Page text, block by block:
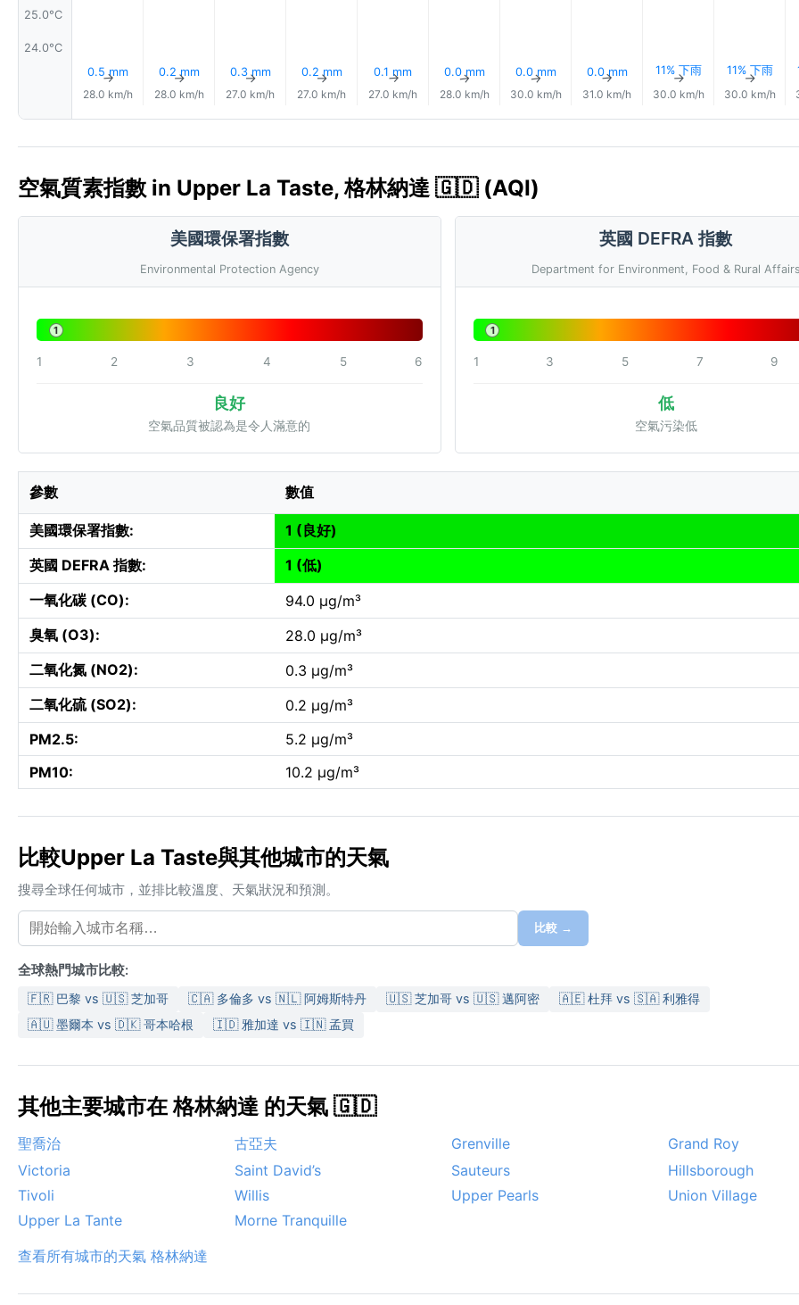
25.0°C
24.0°C
0.5 mm
↑
28.0 km/h
0.2 mm
↑
28.0 km/h
0.3 mm
↑
27.0 km/h
0.2 mm
↑
27.0 km/h
0.1 mm
↑
27.0 km/h
0.0 mm
↑
28.0 km/h
0.0 mm
↑
30.0 km/h
0.0 mm
↑
31.0 km/h
11% 下雨
↑
30.0 km/h
11% 下雨
↑
30.0 km/h
空氣質素指數 in Upper La Taste, 格林納達 🇬🇩 (AQI)
美國環保署指數
Environmental Protection Agency
1
1 2 3 4 5 6
良好
空氣品質被認為是令人滿意的
英國 DEFRA 指數
Department for Environment, Food & Rural
1
1 3 5 7 9
低
空氣污染低
參數 數值
美國環保署指數:
1 (良好)
英國 DEFRA 指數:
1 (低)
一氧化碳 (CO):
94.0 µg/m³
臭氧 (O3):
28.0 µg/m³
二氧化氮 (NO2):
0.3 µg/m³
二氧化硫 (SO2):
0.2 µg/m³
PM2.5:
5.2 µg/m³
PM10:
10.2 µg/m³
比較Upper La Taste與其他城市的天氣
搜尋全球任何城市，並排比較溫度、天氣狀況和預測。
比較 →
全球熱門城市比較:
🇫🇷 巴黎 vs 🇺🇸 芝加哥 🇨🇦 多倫多 vs 🇳🇱 阿姆斯特丹 🇺🇸 芝加哥 vs 🇺🇸 邁阿密
🇦🇪 杜拜 vs 🇸🇦 利雅得
🇦🇺 墨爾本 vs 🇩🇰 哥本哈根
🇮🇩 雅加達 vs 🇮🇳 孟買
其他主要城市在 格林納達 的天氣 🇬🇩
聖喬治 古亞夫 Grenville
Grand Roy
Victoria
Saint David’s Sauteurs
Hillsborough
Tivoli
Willis Upper Pearls
Union Village
Upper La Tante
Morne Tranquille
查看所有城市的天氣 格林納達